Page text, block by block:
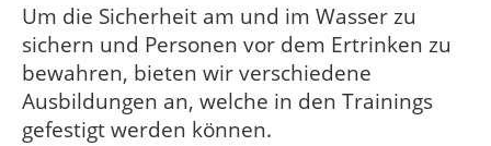
Um die Sicherheit am und im Wasser zu
sichern und Personen vor dem Ertrinken zu
bewahren, bieten wir verschiedene
Ausbildungen an, welche in den Trainings
gefestigt werden können.